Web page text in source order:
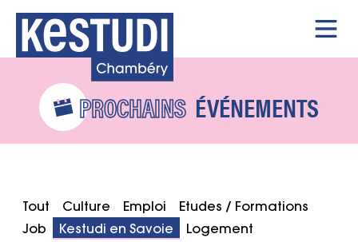
PROCHAINS ÉVÉNEMENTS
Tout Culture Emploi
Etudes / Formations
Job
Kestudi en Savoie
Logement